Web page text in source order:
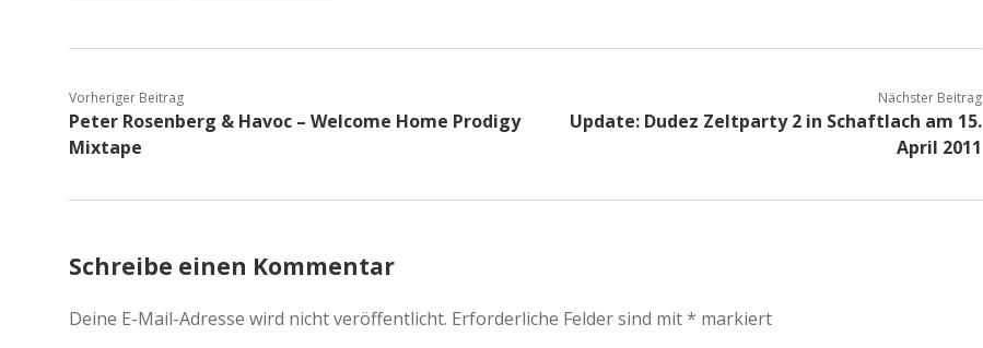
Vorheriger Beitrag
Peter Rosenberg & Havoc – Welcome Home Prodigy
Mixtape
Nächster Beitrag
Update: Dudez Zeltparty 2 in Schaftlach am 15.
April 2011
Schreibe einen Kommentar
Deine E-Mail-Adresse wird nicht veröffentlicht. Erforderliche Felder sind mit* markiert